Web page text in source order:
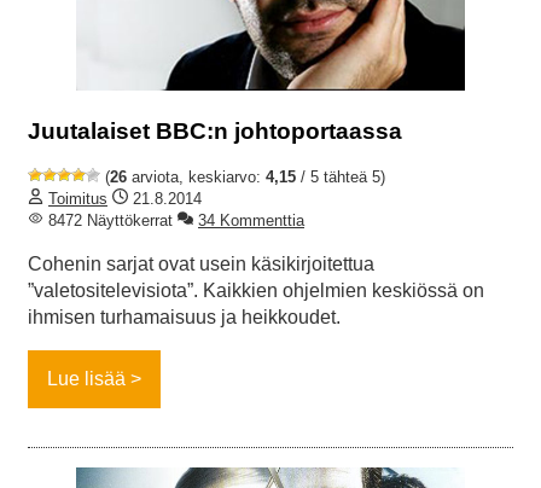
Juutalaiset BBC:n johtoportaassa
(26 arviota, keskiarvo: 4,15 / 5 tähteä 5)
Toimitus
21.8.2014
8472 Näyttökerrat
34 Kommenttia
Cohenin sarjat ovat usein käsikirjoitettua
”valetositelevisiota”. Kaikkien ohjelmien keskiössä on
ihmisen turhamaisuus ja heikkoudet.
Lue lisää